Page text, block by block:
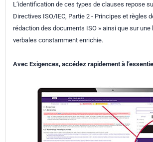
L’identification de ces types de clauses repose
Directives ISO/IEC, Partie 2 - Principes et règles
rédaction des documents ISO » ainsi que sur
verbales constamment enrichie.
Avec Exigences, accédez rapidement à